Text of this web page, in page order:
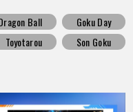
Ball
Goku Day
Toyotarou
Son Goku